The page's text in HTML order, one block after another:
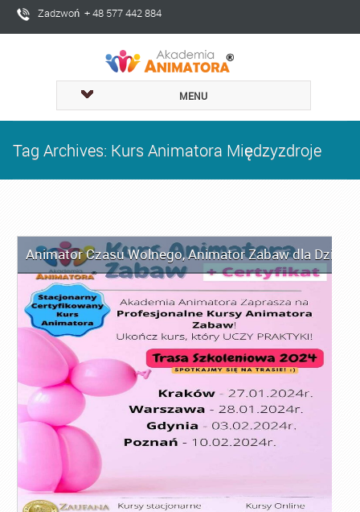
Zadzwoń + 48 577 442 884
MENU
Tag Archives: Kurs Animatora Międzyzdroje
Animator Czasu Wolnego,Animator Zabaw dla Dzieci